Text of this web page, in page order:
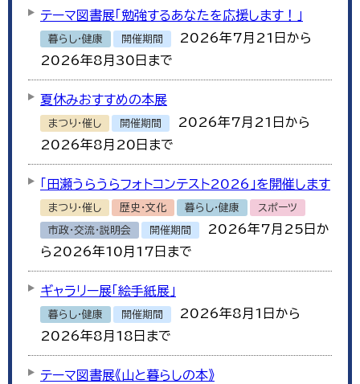
テーマ図書展「勉強するあなたを応援します！」
暮らし・健康 開催期間
2026年7月21日から
2026年8月30日まで
夏休みおすすめの本展
まつり・催し 開催期間
2026年7月21日から
2026年8月20日まで
「田瀬うらうらフォトコンテスト2026」を開催します
まつり・催し 歴史・文化 暮らし・健康 スポーツ
市政・交流・説明会 開催期間
2026年7月25日か
ら2026年10月17日まで
ギャラリー展「絵手紙展」
暮らし・健康 開催期間
2026年8月1日から
2026年8月18日まで
テーマ図書展《山と暮らしの本》